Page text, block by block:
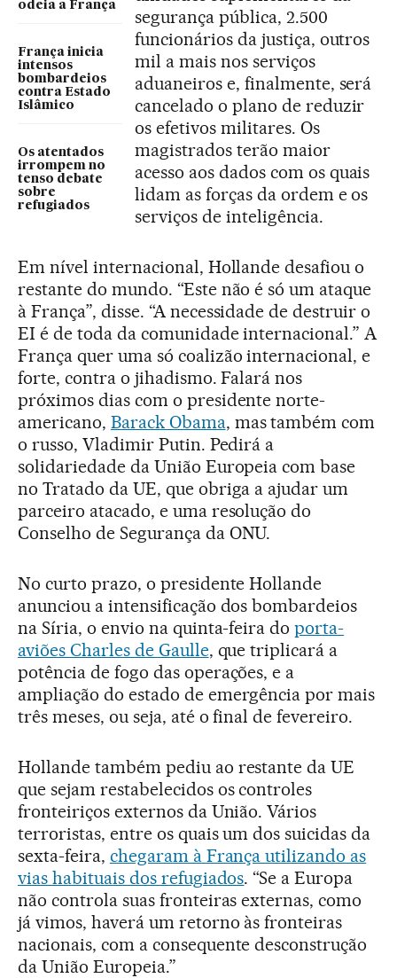
odeia a França
França inicia
intensos
bombardeios
contra Estado
Islâmico
Os atentados
irrompem no
tenso debate
sobre
refugiados
segurança pública, 2.500
funcionários da justiça, outros
mil a mais nos serviços
aduaneiros e, finalmente, será
cancelado o plano de reduzir
os efetivos militares. Os
magistrados terão maior
acesso aos dados com os quais
lidam as forças da ordem e os
serviços de inteligência.
Em nível internacional, Hollande desafiou o
restante do mundo. “Este não é só um ataque
à França”, disse. “A necessidade de destruir o
EI é de toda da comunidade internacional.” A
França quer uma só coalizão internacional, e
forte, contra o jihadismo. Falará nos
próximos dias com o presidente norte-
americano, Barack Obama, mas também com
o russo, Vladimir Putin. Pedirá a
solidariedade da União Europeia com base
no Tratado da UE, que obriga a ajudar um
parceiro atacado, e uma resolução do
Conselho de Segurança da ONU.
No curto prazo, o presidente Hollande
anunciou a intensificação dos bombardeios
na Síria, o envio na quinta-feira doporta-
aviões Charles de Gaulle, que triplicará a
potência de fogo das operações, e a
ampliação do estado de emergência por mais
três meses, ou seja, até o final de fevereiro.
Hollande também pediu ao restante da UE
que sejam restabelecidos os controles
fronteiriços externos da União. Vários
terroristas, entre os quais um dos suicidas da
sexta-feira, chegaram à França utilizando as
vias habituais dos refugiados. “Se a Europa
não controla suas fronteiras externas, como
já vimos, haverá um retorno às fronteiras
nacionais, com a consequente desconstrução
da União Europeia.”